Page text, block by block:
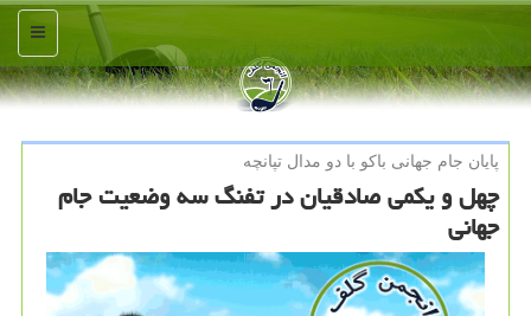
منو
پایان جام جهانی باكو با دو مدال تپانچه
چهل و یکمی صادقیان در تفنگ سه وضعیت جام
جهانی